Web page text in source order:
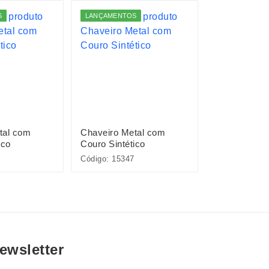
com
LANÇAMENTOS
Chaveiro Metal com
Couro Sintético
Código: 15347